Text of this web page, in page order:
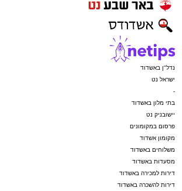
נדל"ן באשדוד
ישראל נט
-
בתי מלון באשדוד
יישובניק נט
פרסום במקומונים
מקומון אשדוד
משלוחים באשדוד
מסעדות באשדוד
דירות למכירה באשדוד
דירות להשכרה באשדוד